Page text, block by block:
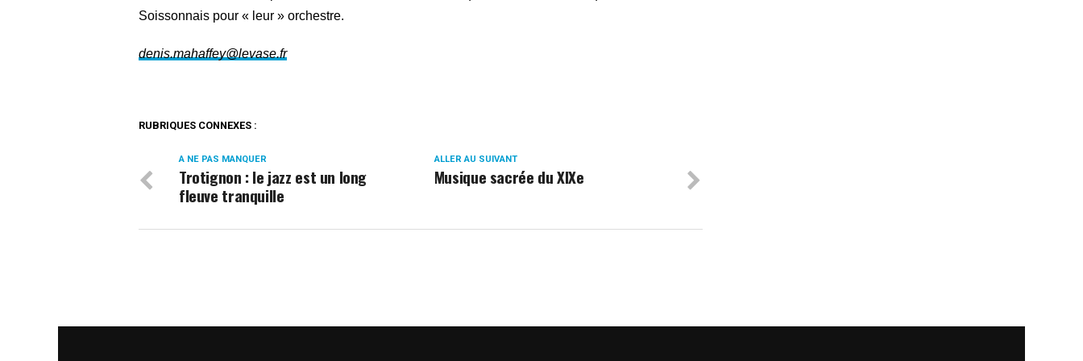
Soissonnais pour « leur » orchestre.
denis.mahaffey@levase.fr
RUBRIQUES CONNEXES :
ALLER AU SUIVANT
Musique sacrée du XIXe
A NE PAS MANQUER
Trotignon : le jazz est un long
fleuve tranquille